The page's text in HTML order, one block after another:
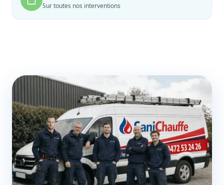
Sur toutes nos interventions